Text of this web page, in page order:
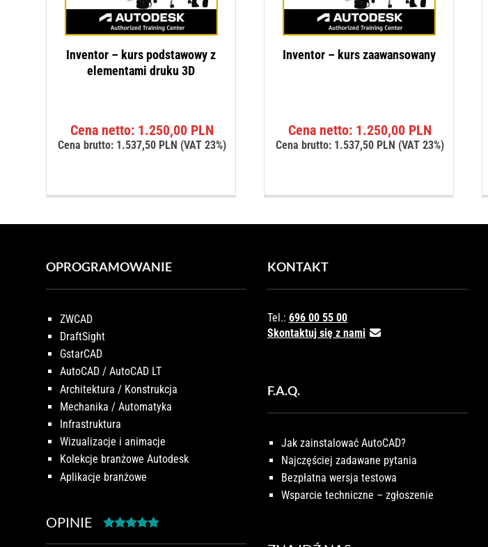
Inventor – kurs podstawowy z
elementami druku 3D
Cena netto: 1.250,00 PLN
Cena brutto: 1.537,50 PLN (VAT 23%)
Inventor – kurs zaawansowany
Cena netto: 1.250,00 PLN
Cena brutto: 1.537,50 PLN (VAT 23%)
OPROGRAMOWANIE
ZWCAD
DraftSight
GstarCAD
AutoCAD / AutoCAD LT
Architektura / Konstrukcja
Mechanika / Automatyka
Infrastruktura
Wizualizacje i animacje
Kolekcje branżowe Autodesk
Aplikacje branżowe
OPINIE
KONTAKT
Tel.: 696 00 55 00
Skontaktuj się z nami
F.A.Q.
Jak zainstalować AutoCAD?
Najczęściej zadawane pytania
Bezpłatna wersja testowa
Wsparcie techniczne – zgłoszenie